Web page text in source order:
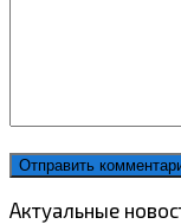
Актуальные